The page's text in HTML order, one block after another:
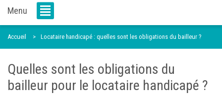
Menu
Accueil Locataire handicapé : quelles sont les obligations du bailleur ?
Quelles sont les obligations du
bailleur pour le locataire handicapé ?